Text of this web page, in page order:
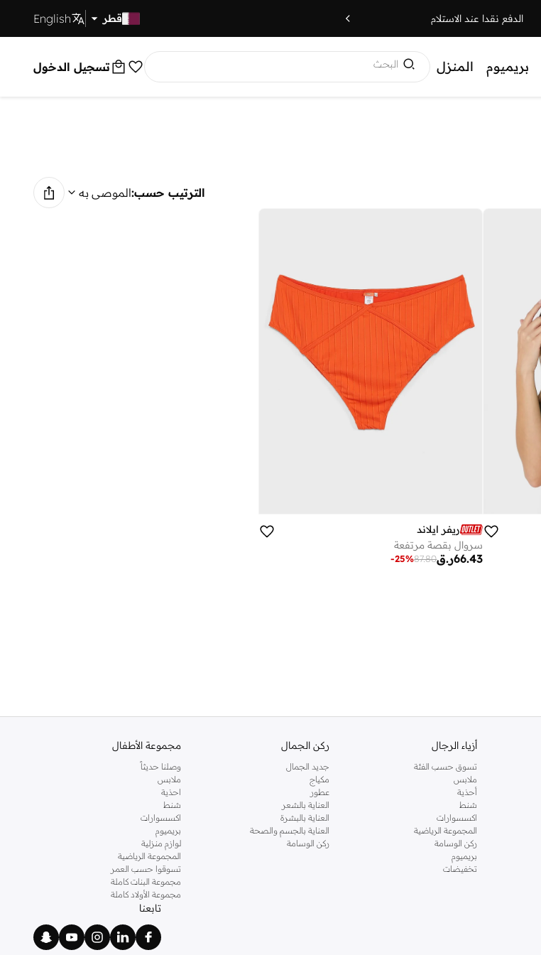
الدفع نقدا عند الاستلام قطر English
بريميوم المنزل البحث تسجيل الدخول
الترتيب حسب:الموصى به
ريفر ايلاند
سروال بقصة مرتفعة
ر.ق66.43
87.80
-25%
أزياء الرجال
تسوق حسب الفئة
ملابس
أحذية
شنط
اكسسوارات
المجموعة الرياضية
ركن الوسامة
بريميوم
تخفيضات
ركن الجمال
جديد الجمال
مكياج
عطور
العناية بالشعر
العناية بالبشرة
العناية بالجسم والصحة
ركن الوسامة
مجموعة الأطفال
وصلنا حديثاً
ملابس
احذية
شنط
اكسسوارات
بريميوم
لوازم منزلية
المجموعة الرياضية
تسوقوا حسب العمر
مجموعة البنات كاملة
مجموعة الأولاد كاملة
تابعنا